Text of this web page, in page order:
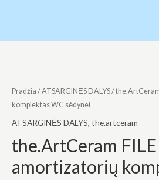
Pradžia /ATSARGINĖS DALYS/
komplektas WC sėdynei
ATSARGINĖS DALYS, the.artceram
the.ArtCeram
amortizatorių
the.ArtCeram
FILE
2.0
komplektas
WC
komplektas